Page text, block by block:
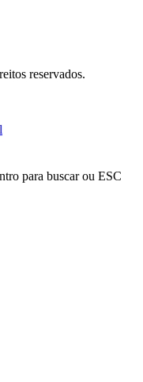
reservados.
para buscar ou ESC